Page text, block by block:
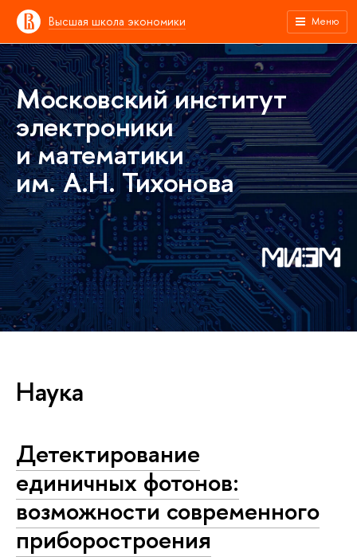
Высшая школа экономики Меню
Московский институт
электроники
и математики
им. А.Н. Тихонова
Наука
Детектирование
единичных фотонов:
возможности современного
приборостроения